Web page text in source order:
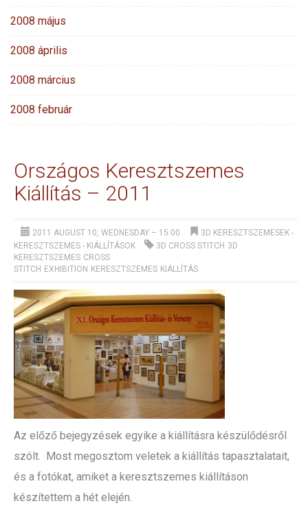
2008 május
2008 április
2008 március
2008 február
Országos Keresztszemes
Kiállítás – 2011
2011 AUGUST 10, WEDNESDAY – 15:00 3D KERESZTSZEMESEK -
KERESZTSZEMES - KIÁLLÍTÁSOK 3D CROSS STITCH 3D
KERESZTSZEMES CROSS
STITCH EXHIBITION KERESZTSZEMES KIÁLLÍTÁS
Az előző bejegyzések egyike a kiállításra készülődésről
szólt. Most megosztom veletek a kiállítás tapasztalatait,
és a fotókat, amiket a keresztszemes kiállításon
készítettem a hét elején.